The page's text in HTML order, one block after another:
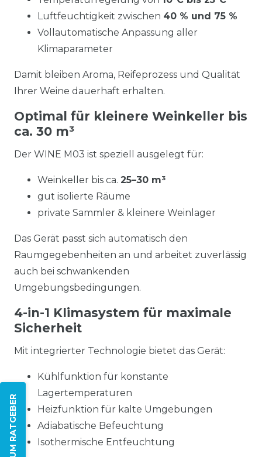
ZUM RATGEBER
Luftfeuchtigkeit zwischen 40 % und 75 %
Vollautomatische Anpassung aller
Klimaparameter
Damit bleiben Aroma, Reifeprozess und Qualität
Ihrer Weine dauerhaft erhalten.
Optimal für kleinere Weinkeller bis
ca. 30 m³
Der WINE M03 ist speziell ausgelegt für:
Weinkeller bis ca. 25–30 m³
gut isolierte Räume
private Sammler & kleinere Weinlager
Das Gerät passt sich automatisch den
Raumgegebenheiten an und arbeitet zuverlässig
auch bei schwankenden
Umgebungsbedingungen.
4-in-1 Klimasystem für maximale
Sicherheit
Mit integrierter Technologie bietet das Gerät:
Kühlfunktion für konstante
Lagertemperaturen
Heizfunktion für kalte Umgebungen
Adiabatische Befeuchtung
Isothermische Entfeuchtung